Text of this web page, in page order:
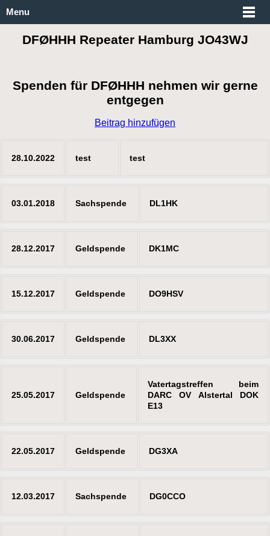
Menu
DFØHHH Repeater Hamburg JO43WJ
Spenden für DFØHHH nehmen wir gerne
entgegen
Beitrag hinzufügen
28.10.2022 test test
03.01.2018 Sachspende DL1HK
28.12.2017 Geldspende DK1MC
15.12.2017 Geldspende DO9HSV
30.06.2017 Geldspende DL3XX
25.05.2017 Geldspende
Vatertagstreffen beim
DARC OV Alstertal DOK
E13
22.05.2017 Geldspende DG3XA
12.03.2017 Sachspende DG0CCO